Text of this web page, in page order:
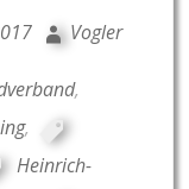
Vogler
,
,
Heinrich-